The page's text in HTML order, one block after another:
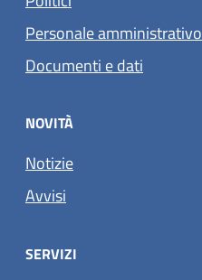
Personale amministrativo
Documenti e dati
NOVITÀ
Notizie
Avvisi
SERVIZI